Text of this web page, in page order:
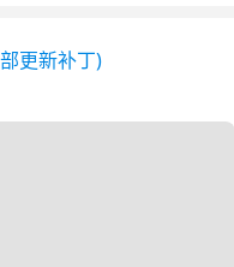
更新补丁)